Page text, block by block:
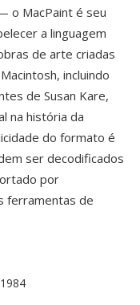
o MacPaint é seu
a linguagem
de arte criadas
incluindo
de Susan Kare,
na história da
do formato é
ser decodificados
por
ferramentas de